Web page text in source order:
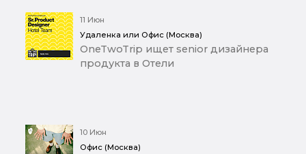
11 Июн
Удаленка или Офис (Москва)
OneTwoTrip ищет senior дизайнера
продукта в Отели
10 Июн
Офис (Москва)